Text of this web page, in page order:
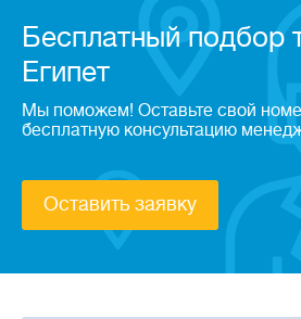
Бесплатный подбор
Египет
Мы поможем! Оставьте свой
бесплатную консультацию
Оставить заявку